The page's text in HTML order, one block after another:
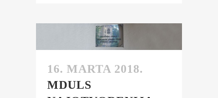
16. MARTA 2018.
MDULS